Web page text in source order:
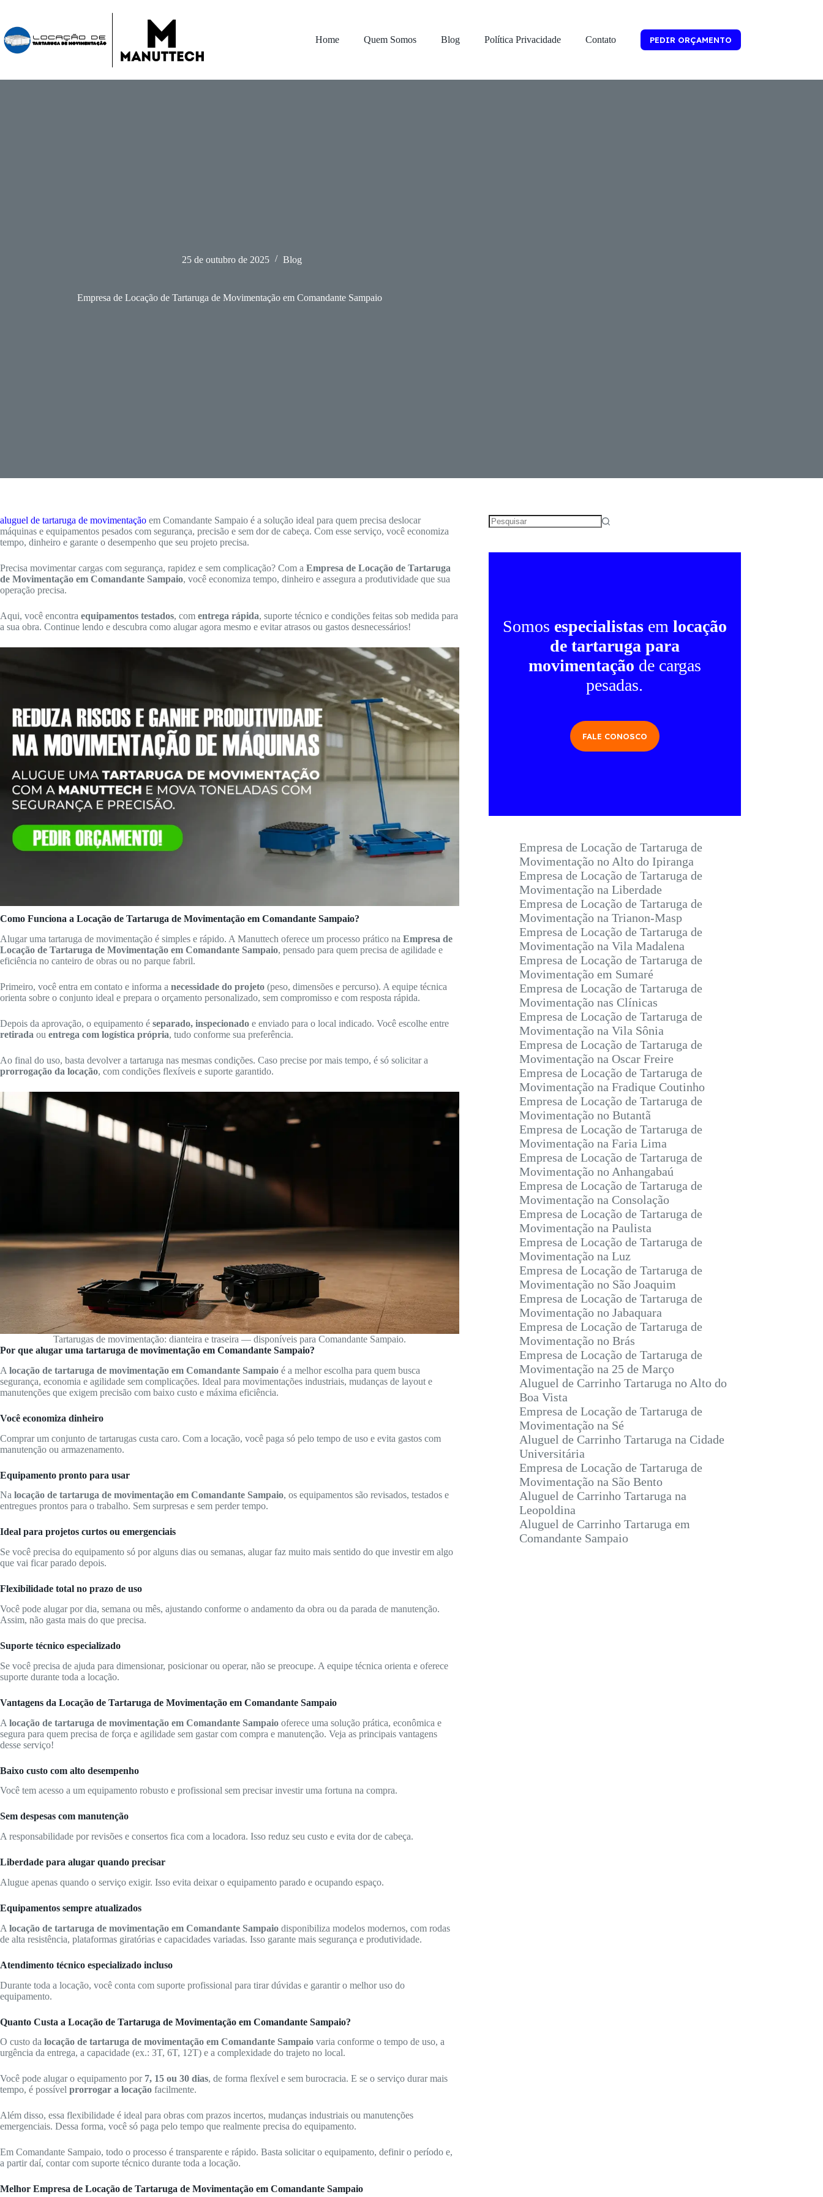
conteúdo
Home Quem Somos Blog Política Privacidade Contato PEDIR ORÇAMENTO
25 de outubro de 2025 Blog
Empresa de Locação de Tartaruga de Movimentação em Comandante Sampaio
aluguel de tartaruga de movimentação em Comandante Sampaio é a solução ideal para quem precisa deslocar
máquinas e equipamentos pesados com segurança, precisão e sem dor de cabeça. Com esse serviço, você economiza
tempo, dinheiro e garante o desempenho que seu projeto precisa.
Precisa movimentar cargas com segurança, rapidez e sem complicação? Com a Empresa de Locação de Tartaruga
de Movimentação em Comandante Sampaio, você economiza tempo, dinheiro e assegura a produtividade que sua
operação precisa.
Aqui, você encontra equipamentos testados, com entrega rápida, suporte técnico e condições feitas sob medida para
a sua obra. Continue lendo e descubra como alugar agora mesmo e evitar atrasos ou gastos desnecessários!
Como Funciona a Locação de Tartaruga de Movimentação em Comandante Sampaio?
Alugar uma tartaruga de movimentação é simples e rápido. A Manuttech oferece um processo prático na Empresa de
Locação de Tartaruga de Movimentação em Comandante Sampaio, pensado para quem precisa de agilidade e
eficiência no canteiro de obras ou no parque fabril.
Primeiro, você entra em contato e informa a necessidade do projeto (peso, dimensões e percurso). A equipe técnica
orienta sobre o conjunto ideal e prepara o orçamento personalizado, sem compromisso e com resposta rápida.
Depois da aprovação, o equipamento é separado, inspecionado e enviado para o local indicado. Você escolhe entre
retirada ou entrega com logística própria, tudo conforme sua preferência.
Ao final do uso, basta devolver a tartaruga nas mesmas condições. Caso precise por mais tempo, é só solicitar a
prorrogação da locação, com condições flexíveis e suporte garantido.
Tartarugas de movimentação: dianteira e traseira — disponíveis para Comandante Sampaio.
Por que alugar uma tartaruga de movimentação em Comandante Sampaio?
A locação de tartaruga de movimentação em Comandante Sampaio é a melhor escolha para quem busca
segurança, economia e agilidade sem complicações. Ideal para movimentações industriais, mudanças de layout e
manutenções que exigem precisão com baixo custo e máxima eficiência.
Você economiza dinheiro
Comprar um conjunto de tartarugas custa caro. Com a locação, você paga só pelo tempo de uso e evita gastos com
manutenção ou armazenamento.
Equipamento pronto para usar
Na locação de tartaruga de movimentação em Comandante Sampaio, os equipamentos são revisados, testados e
entregues prontos para o trabalho. Sem surpresas e sem perder tempo.
Ideal para projetos curtos ou emergenciais
Se você precisa do equipamento só por alguns dias ou semanas, alugar faz muito mais sentido do que investir em algo
que vai ficar parado depois.
Flexibilidade total no prazo de uso
Você pode alugar por dia, semana ou mês, ajustando conforme o andamento da obra ou da parada de manutenção.
Assim, não gasta mais do que precisa.
Suporte técnico especializado
Se você precisa de ajuda para dimensionar, posicionar ou operar, não se preocupe. A equipe técnica orienta e oferece
suporte durante toda a locação.
Vantagens da Locação de Tartaruga de Movimentação em Comandante Sampaio
A locação de tartaruga de movimentação em Comandante Sampaio oferece uma solução prática, econômica e
segura para quem precisa de força e agilidade sem gastar com compra e manutenção. Veja as principais vantagens
desse serviço!
Baixo custo com alto desempenho
Você tem acesso a um equipamento robusto e profissional sem precisar investir uma fortuna na compra.
Sem despesas com manutenção
A responsabilidade por revisões e consertos fica com a locadora. Isso reduz seu custo e evita dor de cabeça.
Liberdade para alugar quando precisar
Alugue apenas quando o serviço exigir. Isso evita deixar o equipamento parado e ocupando espaço.
Equipamentos sempre atualizados
A locação de tartaruga de movimentação em Comandante Sampaio disponibiliza modelos modernos, com rodas
de alta resistência, plataformas giratórias e capacidades variadas. Isso garante mais segurança e produtividade.
Atendimento técnico especializado incluso
Durante toda a locação, você conta com suporte profissional para tirar dúvidas e garantir o melhor uso do
equipamento.
Quanto Custa a Locação de Tartaruga de Movimentação em Comandante Sampaio?
O custo da locação de tartaruga de movimentação em Comandante Sampaio varia conforme o tempo de uso, a
urgência da entrega, a capacidade (ex.: 3T, 6T, 12T) e a complexidade do trajeto no local.
Você pode alugar o equipamento por 7, 15 ou 30 dias, de forma flexível e sem burocracia. E se o serviço durar mais
tempo, é possível prorrogar a locação facilmente.
Além disso, essa flexibilidade é ideal para obras com prazos incertos, mudanças industriais ou manutenções
emergenciais. Dessa forma, você só paga pelo tempo que realmente precisa do equipamento.
Em Comandante Sampaio, todo o processo é transparente e rápido. Basta solicitar o equipamento, definir o período e,
a partir daí, contar com suporte técnico durante toda a locação.
Melhor Empresa de Locação de Tartaruga de Movimentação em Comandante Sampaio
Somos especialistasem locação
de tartaruga para
movimentação de cargas
pesadas.
FALE CONOSCO
Empresa de Locação de Tartaruga de
Movimentação no Alto do Ipiranga
Empresa de Locação de Tartaruga de
Movimentação na Liberdade
Empresa de Locação de Tartaruga de
Movimentação na Trianon-Masp
Empresa de Locação de Tartaruga de
Movimentação na Vila Madalena
Empresa de Locação de Tartaruga de
Movimentação em Sumaré
Empresa de Locação de Tartaruga de
Movimentação nas Clínicas
Empresa de Locação de Tartaruga de
Movimentação na Vila Sônia
Empresa de Locação de Tartaruga de
Movimentação na Oscar Freire
Empresa de Locação de Tartaruga de
Movimentação na Fradique Coutinho
Empresa de Locação de Tartaruga de
Movimentação no Butantã
Empresa de Locação de Tartaruga de
Movimentação na Faria Lima
Empresa de Locação de Tartaruga de
Movimentação no Anhangabaú
Empresa de Locação de Tartaruga de
Movimentação na Consolação
Empresa de Locação de Tartaruga de
Movimentação na Paulista
Empresa de Locação de Tartaruga de
Movimentação na Luz
Empresa de Locação de Tartaruga de
Movimentação no São Joaquim
Empresa de Locação de Tartaruga de
Movimentação no Jabaquara
Empresa de Locação de Tartaruga de
Movimentação no Brás
Empresa de Locação de Tartaruga de
Movimentação na 25 de Março
Aluguel de Carrinho Tartaruga no Alto do
Boa Vista
Empresa de Locação de Tartaruga de
Movimentação na Sé
Aluguel de Carrinho Tartaruga na Cidade
Universitária
Empresa de Locação de Tartaruga de
Movimentação na São Bento
Aluguel de Carrinho Tartaruga na
Leopoldina
Aluguel de Carrinho Tartaruga em
Comandante Sampaio